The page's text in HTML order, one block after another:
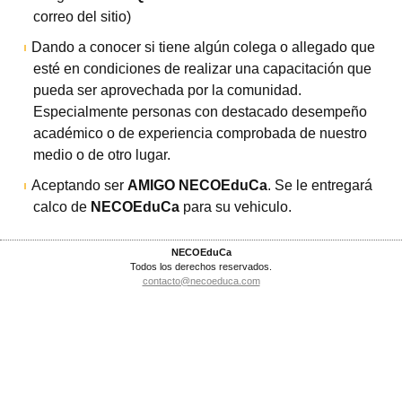
correo del sitio)
Dando a conocer si tiene algún colega o allegado que
esté en condiciones de realizar una capacitación que
pueda ser aprovechada por la comunidad.
Especialmente personas con destacado desempeño
académico o de experiencia comprobada de nuestro
medio o de otro lugar.
Aceptando ser AMIGO NECOEduCa. Se le entregará
calco de NECOEduCapara su vehiculo.
NECOEduCa
Todos los derechos reservados.
contacto@necoeduca.com